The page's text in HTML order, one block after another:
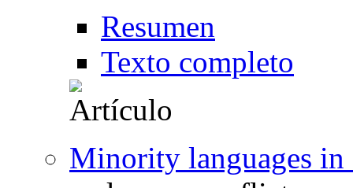
Resumen
Texto completo
Minority languages in